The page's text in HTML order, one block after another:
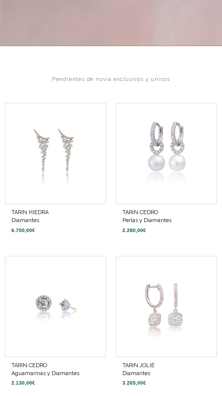
Pendientes de novia exclusivos y únicos
TARIN HIEDRA
Diamantes
6.700,00€
TARIN CEDRO
Perlas y Diamantes
2.280,00€
TARIN CEDRO
Aguamarinas y Diamantes
2.130,00€
TARIN JOLIE
Diamantes
3.265,00€